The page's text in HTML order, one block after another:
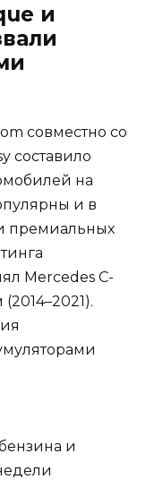
и
совместно со
составило
на
и в
премиальных
Mercedes C-